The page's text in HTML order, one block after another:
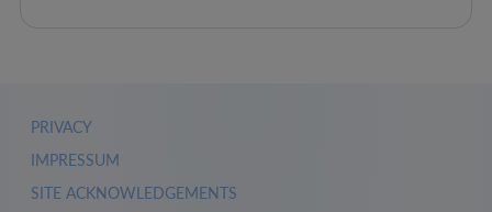
PRIVACY
IMPRESSUM
SITE ACKNOWLEDGEMENTS